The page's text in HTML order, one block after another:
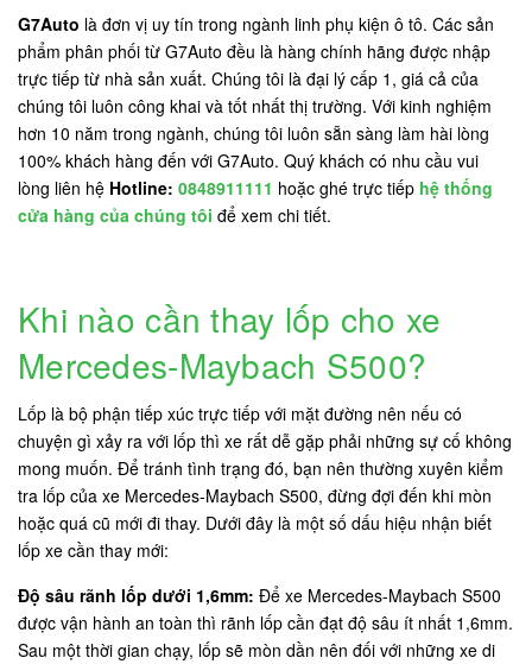
G7Auto là đơn vị uy tín trong ngành linh phụ kiện ô tô. Các sản
phẩm phân phối từ G7Auto đều là hàng chính hãng được nhập
trực tiếp từ nhà sản xuất. Chúng tôi là đại lý cấp 1, giá cả của
chúng tôi luôn công khai và tốt nhất thị trường. Với kinh nghiệm
hơn 10 năm trong ngành, chúng tôi luôn sẵn sàng làm hài lòng
100% khách hàng đến với G7Auto. Quý khách có nhu cầu vui
lòng liên hệ Hotline: 0848911111 hoặc ghé trực tiếp hệ thống
cửa hàng của chúng tôi để xem chi tiết.
Khi nào cần thay lốp cho xe
Mercedes-Maybach S500?
Lốp là bộ phận tiếp xúc trực tiếp với mặt đường nên nếu có
chuyện gì xảy ra với lốp thì xe rất dễ gặp phải những sự cố không
mong muốn. Để tránh tình trạng đó, bạn nên thường xuyên kiểm
tra lốp của xe Mercedes-Maybach S500, đừng đợi đến khi mòn
hoặc quá cũ mới đi thay. Dưới đây là một số dấu hiệu nhận biết
lốp xe cần thay mới:
Độ sâu rãnh lốp dưới 1,6mm: Để xe Mercedes-Maybach S500
được vận hành an toàn thì rãnh lốp cần đạt độ sâu ít nhất 1,6mm.
Sau một thời gian chạy, lốp sẽ mòn dần nên đối với những xe di